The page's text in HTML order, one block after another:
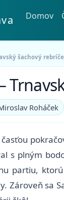
Domov
šachový
Roháček
s plným
partiu,
Zároveň sa